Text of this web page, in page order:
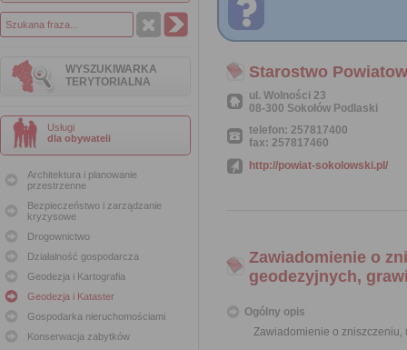
WYSZUKIWARKA
TERYTORIALNA
Usługi
dla obywateli
Architektura i planowanie
przestrzenne
Bezpieczeństwo i zarządzanie
kryzysowe
Drogownictwo
Działalność gospodarcza
Geodezja i Kartografia
Geodezja i Kataster
Gospodarka nieruchomościami
Konserwacja zabytków
Starostwo
ul. Wolności 23
08-300 Sokołów Podlaski
telefon: 257817400
fax: 257817460
http://powiat-sokolowski.pl/
Zawiadomienie o
geodezyjnych,
Ogólny opis
Zawiadomienie o zniszczeniu,